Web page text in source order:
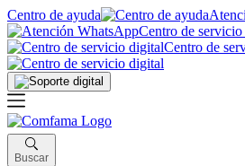
Centro de ayuda
Centro de
Centro de
Buscar